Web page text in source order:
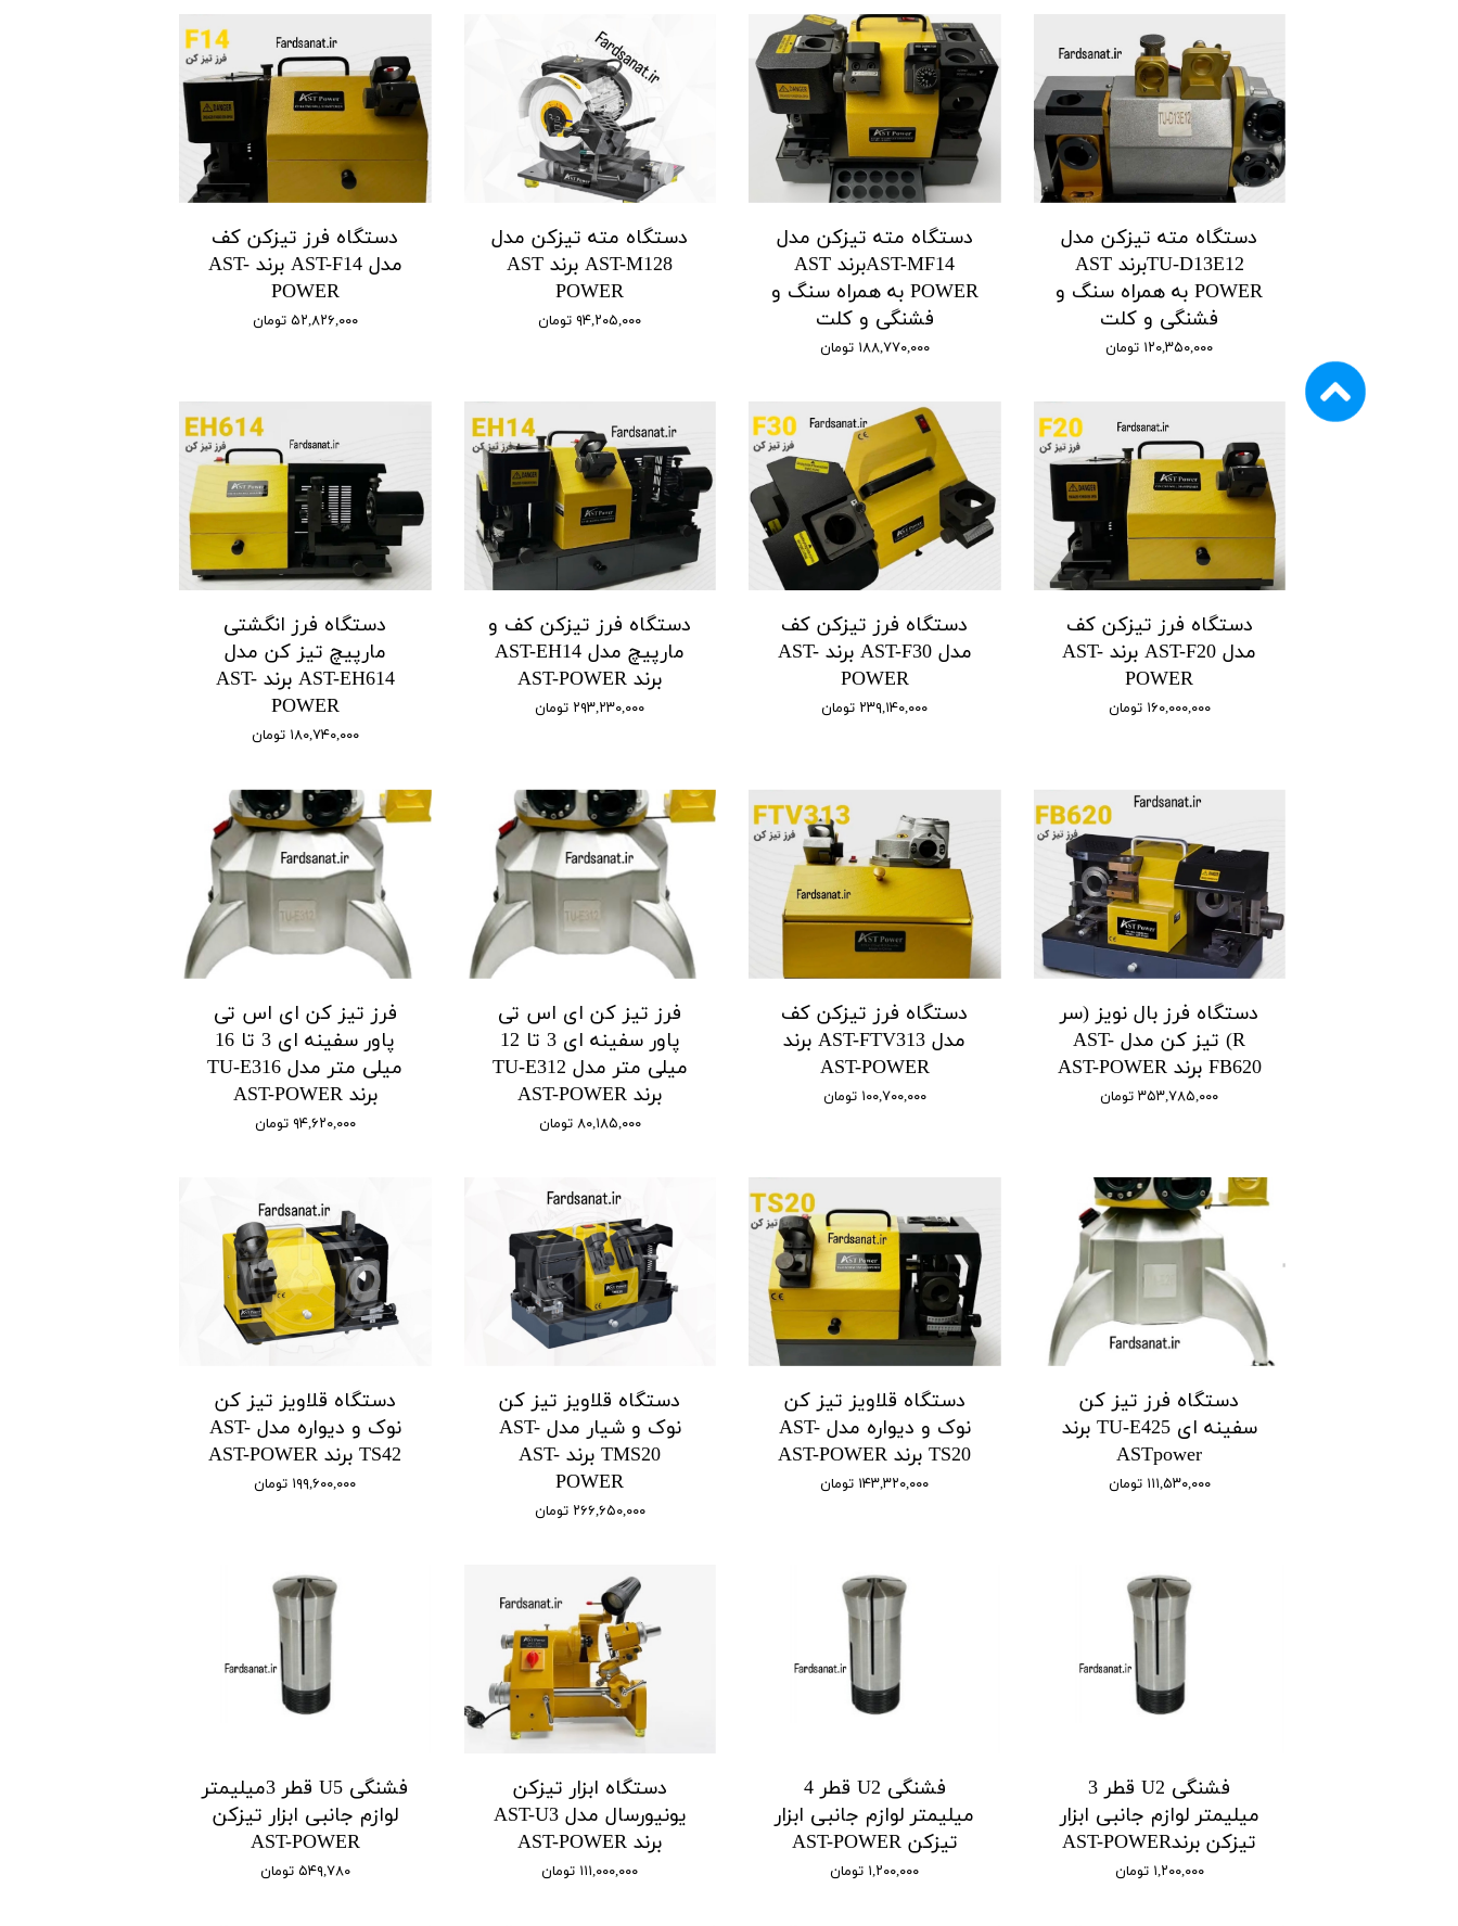
دستگاه مته تیزکن مدل
TU-D13E12برند AST
POWER به همراه سنگ و
فشنگی و کلت
۱۲۰,۳۵۰,۰۰۰ تومان
دستگاه مته تیزکن مدل
AST-MF14برند AST
POWER به همراه سنگ و
فشنگی و کلت
۱۸۸,۷۷۰,۰۰۰ تومان
دستگاه مته تیزکن مدل
AST-M128 برند AST
POWER
۹۴,۲۰۵,۰۰۰ تومان
دستگاه فرز تیزکن کف
مدل AST-F14 برند AST-
POWER
۵۲,۸۲۶,۰۰۰ تومان
دستگاه فرز تیزکن کف
مدل AST-F20 برند AST-
POWER
۱۶۰,۰۰۰,۰۰۰ تومان
دستگاه فرز تیزکن کف
مدل AST-F30 برند AST-
POWER
۲۳۹,۱۴۰,۰۰۰ تومان
دستگاه فرز تیزکن کف و
مارپیچ مدل AST-EH14
برند AST-POWER
۲۹۳,۲۳۰,۰۰۰ تومان
دستگاه فرز انگشتی
مارپیچ تیز کن مدل
AST-EH614 برند AST-
POWER
۱۸۰,۷۴۰,۰۰۰ تومان
دستگاه فرز بال نویز (سر
R) تیز کن مدل AST-
FB620 برند AST-POWER
۳۵۳,۷۸۵,۰۰۰ تومان
دستگاه فرز تیزکن کف
مدل AST-FTV313 برند
AST-POWER
۱۰۰,۷۰۰,۰۰۰ تومان
فرز تیز کن ای اس تی
پاور سفینه ای 3 تا 12
میلی متر مدل TU-E312
برند AST-POWER
۸۰,۱۸۵,۰۰۰ تومان
فرز تیز کن ای اس تی
پاور سفینه ای 3 تا 16
میلی متر مدل TU-E316
برند AST-POWER
۹۴,۶۲۰,۰۰۰ تومان
دستگاه فرز تیز کن
سفینه ای TU-E425 برند
ASTpower
۱۱۱,۵۳۰,۰۰۰ تومان
دستگاه قلاویز تیز کن
نوک و دیواره مدل AST-
TS20 برند AST-POWER
۱۴۳,۳۲۰,۰۰۰ تومان
دستگاه قلاویز تیز کن
نوک و شیار مدل AST-
TMS20 برند AST-
POWER
۲۶۶,۶۵۰,۰۰۰ تومان
دستگاه قلاویز تیز کن
نوک و دیواره مدل AST-
TS42 برند AST-POWER
۱۹۹,۶۰۰,۰۰۰ تومان
فشنگی U2 قطر 3
میلیمتر لوازم جانبی ابزار
تیزکن برندAST-POWER
۱,۲۰۰,۰۰۰ تومان
فشنگی U2 قطر 4
میلیمتر لوازم جانبی ابزار
تیزکن AST-POWER
۱,۲۰۰,۰۰۰ تومان
دستگاه ابزار تیزکن
یونیورسال مدل AST-U3
برند AST-POWER
۱۱۱,۰۰۰,۰۰۰ تومان
فشنگی U5 قطر 3میلیمتر
لوازم جانبی ابزار تیزکن
AST-POWER
۵۴۹,۷۸۰ تومان